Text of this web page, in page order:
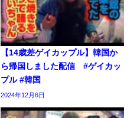
【14歳差ゲイカップル】韓国か
ら帰国しました配信 #ゲイカッ
プル #韓国
2024年12月6日